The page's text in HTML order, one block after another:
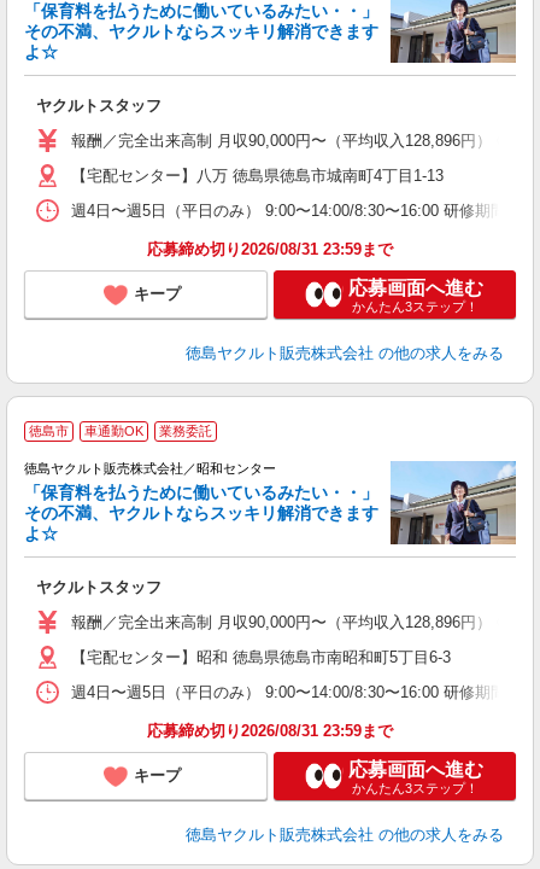
「保育料を払うために働いているみたい・・」
その不満、ヤクルトならスッキリ解消できます
よ☆
ヤクルトスタッフ
報酬／完全出来高制 月収90,000円〜（平均収入128,896円） ◎
【宅配センター】八万 徳島県徳島市城南町4丁目1-13
週4日〜週5日（平日のみ） 9:00〜14:00/8:30〜16:00 研修期間：
応募締め切り2026/08/31 23:59まで
キープ 応募画面へ進む
かんたん3ステップ！
徳島ヤクルト販売株式会社 の他の求人をみる
徳島市 車通勤OK 業務委託
徳島ヤクルト販売株式会社／昭和センター
「保育料を払うために働いているみたい・・」
その不満、ヤクルトならスッキリ解消できます
よ☆
ヤクルトスタッフ
報酬／完全出来高制 月収90,000円〜（平均収入128,896円） ◎
【宅配センター】昭和 徳島県徳島市南昭和町5丁目6-3
週4日〜週5日（平日のみ） 9:00〜14:00/8:30〜16:00 研修期間：
応募締め切り2026/08/31 23:59まで
キープ 応募画面へ進む
かんたん3ステップ！
徳島ヤクルト販売株式会社 の他の求人をみる